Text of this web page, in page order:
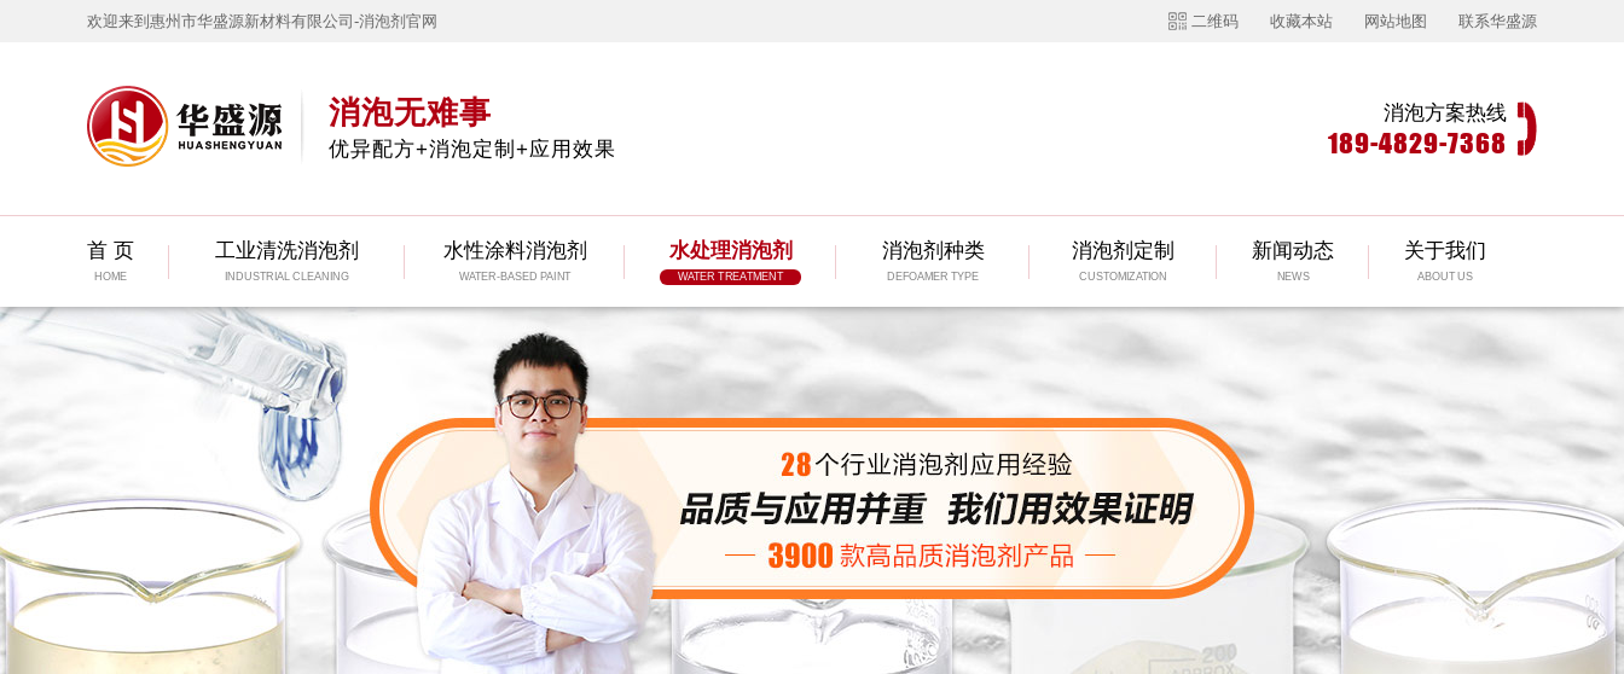
欢迎来到惠州市华盛源新材料有限公司-消泡剂官网 二维码 收藏本站 网站地图 联系华盛源
消泡无难事
优异配方+消泡定制+应用效果
消泡方案热线
189-4829-7368
首 页
HOME
工业清洗消泡剂
INDUSTRIAL CLEANING
水性涂料消泡剂
WATER-BASED PAINT
水处理消泡剂
WATER TREATMENT
消泡剂种类
DEFOAMER TYPE
消泡剂定制
CUSTOMIZATION
新闻动态
NEWS
关于我们
ABOUT US